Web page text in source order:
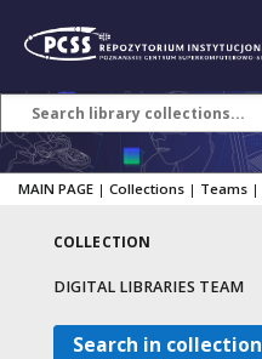
MAIN PAGE | Collections | Teams |
COLLECTION
DIGITAL LIBRARIES TEAM
Search in collection